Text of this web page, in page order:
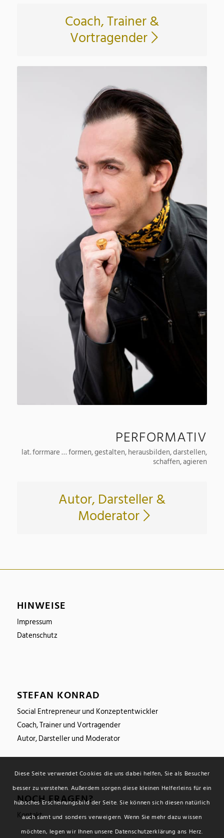
Coach, Trainer &
Vortragender
PERFORMATIV
lat. forrmare … formen, gestalten, herausbilden, darstellen,
schaffen, agieren
Autor, Darsteller &
Moderator
HINWEISE
Impressum
Datenschutz
STEFAN KONRAD
Social Entrepreneur und Konzeptentwickler
Coach, Trainer und Vortragender
Autor, Darsteller und Moderator
NOCH FRAGEN?
Kontakt
Diese Seite verwendet Cookies die uns dabei helfen, Sie als Besucher
besser zu verstehen. Außerdem sorgen diese kleinen Helferleins für ein
hübsches Erscheinungsbild der Seite. Sie können sich diesen natürlich
auch samt und sonders verweigern. Wenn Sie mehr dazu wissen
möchten, legen wir Ihnen unsere Datenschutzerklärung ans Herz.